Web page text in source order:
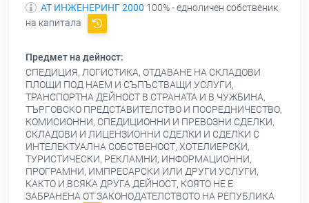
АТ ИНЖЕНЕРИНГ 2000 100% - едноличен собственик
на капитала
Предмет на дейност:
СПЕДИЦИЯ, ЛОГИСТИКА, ОТДАВАНЕ НА СКЛАДОВИ
ПЛОЩИ ПОД НАЕМ И СЪПЪСТВАЩИ УСЛУГИ,
ТРАНСПОРТНА ДЕЙНОСТ В СТРАНАТА И В ЧУЖБИНА,
ТЪРГОВСКО ПРЕДСТАВИТЕЛСТВО И ПОСРЕДНИЧЕСТВО,
КОМИСИОННИ, СПЕДИЦИОННИ И ПРЕВОЗНИ СДЕЛКИ,
СКЛАДОВИ И ЛИЦЕНЗИОННИ СДЕЛКИ И СДЕЛКИ С
ИНТЕЛЕКТУАЛНА СОБСТВЕНОСТ, ХОТЕЛИЕРСКИ,
ТУРИСТИЧЕСКИ, РЕКЛАМНИ, ИНФОРМАЦИОННИ,
ПРОГРАМНИ, ИМПРЕСАРСКИ ИЛИ ДРУГИ УСЛУГИ,
КАКТО И ВСЯКА ДРУГА ДЕЙНОСТ, КОЯТО НЕ Е
ЗАБРАНЕНА ОТ ЗАКОНОДАТЕЛСТВОТО НА РЕПУБЛИКА